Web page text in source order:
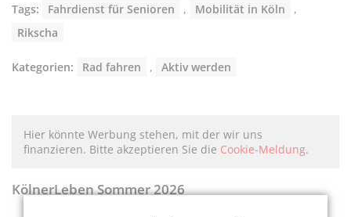
Tags: Fahrdienst für Senioren , Mobilität in Köln
,
Rikscha
Kategorien: Rad fahren , Aktiv werden
Hier könnte Werbung stehen, mit der wir uns
finanzieren. Bitte akzeptieren Sie die Cookie-Meldung.
KölnerLeben Sommer 2026